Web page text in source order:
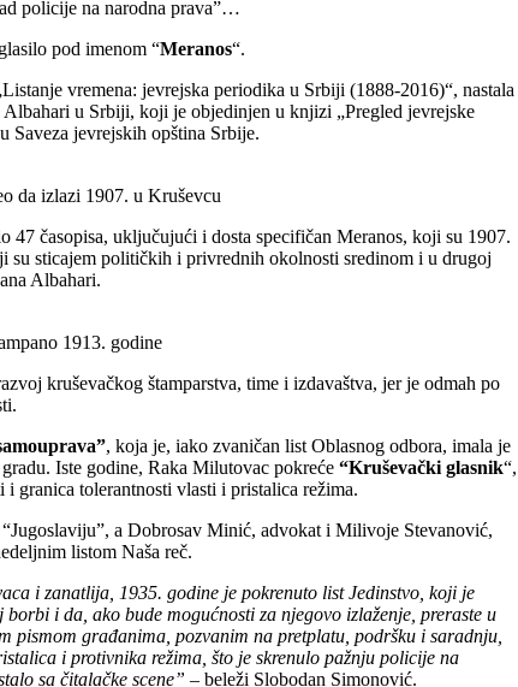
policije na narodna prava”…
pod imenom “Meranos“.
vremena: jevrejska periodika u Srbiji (1888-2016)“, nastala
u Srbiji, koji je objedinjen u knjizi „Pregled jevrejske
jevrejskih opština Srbije.
da izlazi 1907. u Kruševcu
časopisa, uključujući i dosta specifičan Meranos, koji su 1907.
sticajem političkih i privrednih okolnosti sredinom i u drugoj
Albahari.
1913. godine
kruševačkog štamparstva, time i izdavaštva, jer je odmah po
, koja je, iako zvaničan list Oblasnog odbora, imala je
Iste godine, Raka Milutovac pokreće “Kruševački glasnik“,
i granica tolerantnosti vlasti i pristalica režima.
a Dobrosav Minić, advokat i Milivoje Stevanović,
listom Naša reč.
i zanatlija, 1935. godine je pokrenuto list Jedinstvo, koji je
i da, ako bude mogućnosti za njegovo izlaženje, preraste u
građanima, pozvanim na pretplatu, podršku i saradnju,
i protivnika režima, što je skrenulo pažnju policije na
sa čitalačke scene” – beleži Slobodan Simonović.